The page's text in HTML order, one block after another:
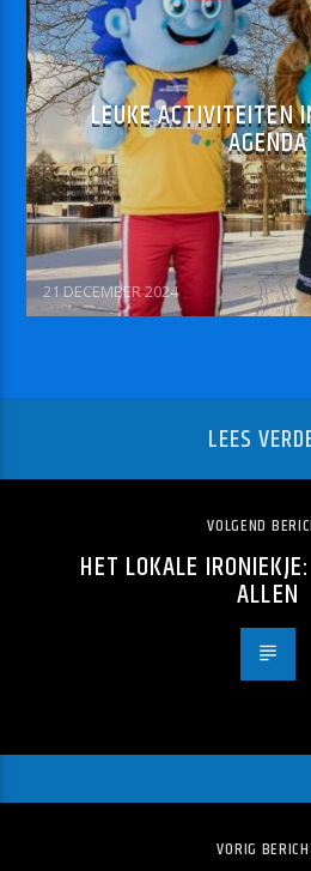
LEUKE ACTIVITEITEN
AGENDA
21 DECEMBER 2024
LEES
VOLGEND
HET LOKALE
ALLEN
VORIG